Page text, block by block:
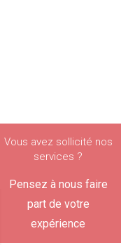
Vous avez sollicité nos
services ?
Pensez à nous faire
part de votre
expérience